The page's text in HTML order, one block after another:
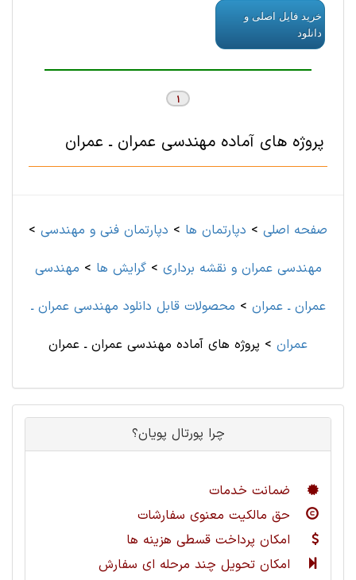
خرید فایل اصلی و
دانلود
1
پروژه های آماده مهندسی عمران ـ عمران
صفحه اصلی > دپارتمان ها > دپارتمان فنی و مهندسی >
مهندسی عمران و نقشه برداری >گرایش ها > مهندسی
عمران ـ عمران > محصولات قابل دانلود مهندسی عمران ـ
عمران > پروژه های آماده مهندسی عمران ـ عمران
چرا پورتال پویان؟
ضمانت خدمات
حق مالکیت معنوی سفارشات
امکان پرداخت قسطی هزینه ها
امکان تحویل چند مرحله ای سفارش